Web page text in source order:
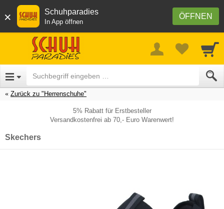
× ÖFFNEN
Schuhparadies
In App öffnen
Zurück zu "Herrenschuhe"
5% Rabatt für Erstbesteller
Versandkostenfrei ab 70,- Euro Warenwert!
Skechers